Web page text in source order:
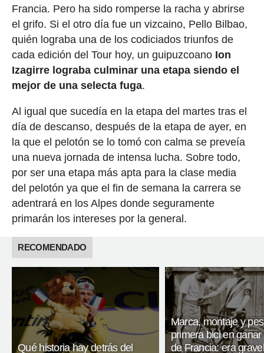
Francia. Pero ha sido romperse la racha y abrirse
el grifo. Si el otro día fue un vizcaino, Pello Bilbao,
quién lograba una de los codiciados triunfos de
cada edición del Tour hoy, un guipuzcoano Ion
Izagirre lograba culminar una etapa siendo el
mejor de una selecta fuga.
Al igual que sucedía en la etapa del martes tras el
día de descanso, después de la etapa de ayer, en
la que el pelotón se lo tomó con calma se preveía
una nueva jornada de intensa lucha. Sobre todo,
por ser una etapa más apta para la clase media
del pelotón ya que el fin de semana la carrera se
adentrará en los Alpes donde seguramente
primarán los intereses por la general.
RECOMENDADO
Qué historia hay detrás del
Marca, montaje y
primera bici en ganar
de Francia: era